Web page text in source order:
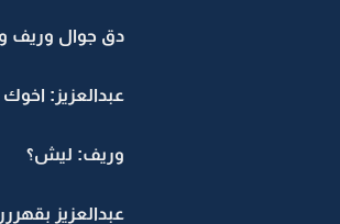
دق جوال وريف
عبدالعزيز:
وريف: ليش؟
عبدالعزيز